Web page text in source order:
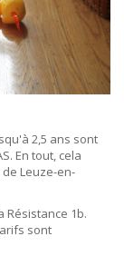
2,5 ans sont
En tout, cela
Leuze-en-
Résistance 1b.
sont